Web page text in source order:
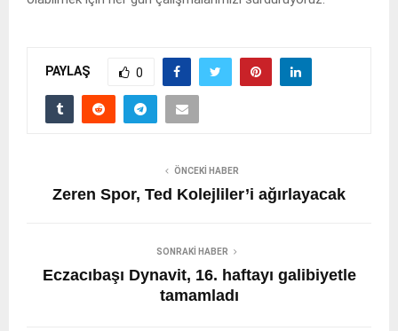
PAYLAŞ 0
ÖNCEKI HABER
Zeren Spor, Ted Kolejliler’i ağırlayacak
SONRAKI HABER
Eczacıbaşı Dynavit, 16. haftayı galibiyetle
tamamladı